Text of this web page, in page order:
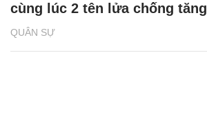
QUÂN SỰ
cùng lúc 2 tên lửa chống tăng